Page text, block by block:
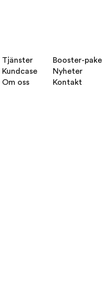
Tjänster
Kundcase
Om oss
Booster-
Nyheter
Kontakt